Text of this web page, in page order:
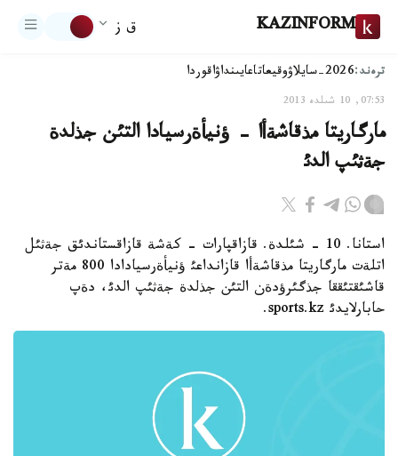
KAZINFORM ق ز
ترەند:2026-سايلاۋ وقيعاتاعايىنداۋاقوردا
07:53, 10 شىلدە 2013
مارگاريتا مذقاشةأا - ؤنيأةرسيادا التئن جذلدة
جةثئپ الدئ
استانا. 10 - شئلدة. قازاقپارات - كةشة قازاقستاندئق جةثئل
اتلةت مارگاريتا مذقاشةأا قازانداعئ ؤنيأةرسيادادا 800 مةتر
قاشئقتئققا جذگئرؤدةن التئن جذلدة جةثئپ الدئ، دةپ
حابارلايدئ sports.kz.